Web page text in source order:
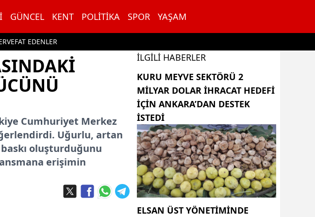
GÜNCEL KENT POLITIKA SPOR YAŞAM
VEFAT EDENLER
Cumhuriyet Merkez
Uğurlu, artan
oluşturduğunu
erişimin
İLGILI HABERLER
KURU MEYVE SEKTÖRÜ 2
MILYAR DOLAR IHRACAT HEDEFI
IÇIN ANKARA’DAN DESTEK
ISTEDI
ELSAN ÜST YÖNETIMINDE